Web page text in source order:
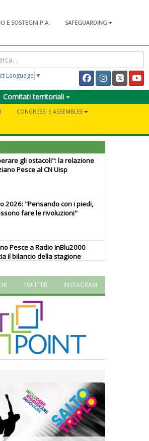
E SOSTEGNI P.A.
SAFEGUARDING
Language ▼
Comitati territoriali
CONGRESSI E ASSEMBLEE
gli ostacoli": la relazione
Pesce al CN Uisp
2026: "Pensando con i piedi,
fare le rivoluzioni"
Pesce a Radio InBlu2000
il bilancio della stagione
le nostre specificità"
Uisp rallenta ma
anche in estate
Terzjus: prima riunione
TWITTER INSTAGRAM